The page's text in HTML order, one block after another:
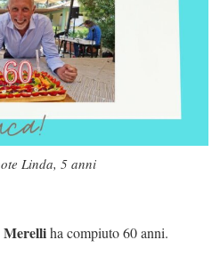
Linda, 5 anni
ha compiuto 60 anni.